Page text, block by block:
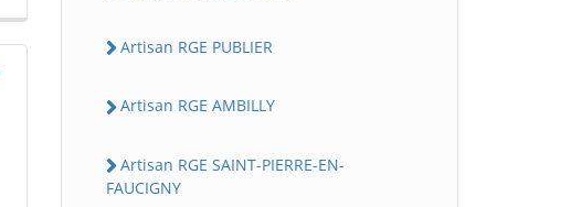
Artisan RGE PUBLIER
Artisan RGE AMBILLY
Artisan RGE SAINT-PIERRE-EN-
FAUCIGNY